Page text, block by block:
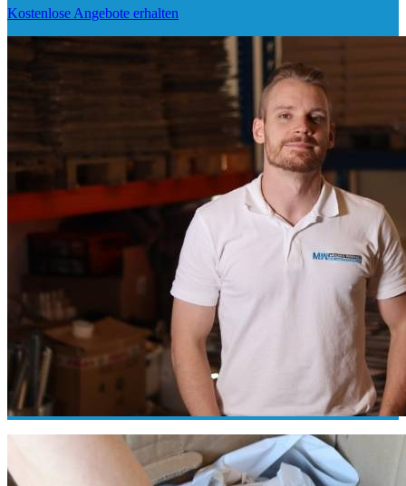
Kostenlose Angebote erhalten